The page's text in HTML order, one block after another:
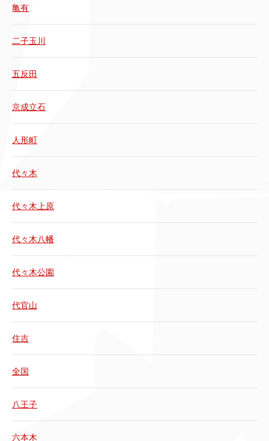
亀有
二子玉川
五反田
京成立石
人形町
代々木
代々木上原
代々木八幡
代々木公園
代官山
住吉
全国
八王子
六本木